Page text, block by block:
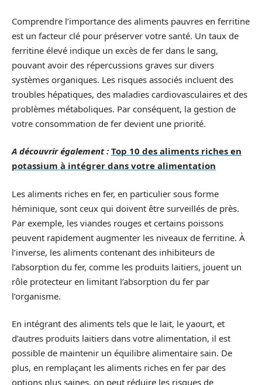
Comprendre l’importance des aliments pauvres en ferritine
est un facteur clé pour préserver votre santé. Un taux de
ferritine élevé indique un excès de fer dans le sang,
pouvant avoir des répercussions graves sur divers
systèmes organiques. Les risques associés incluent des
troubles hépatiques, des maladies cardiovasculaires et des
problèmes métaboliques. Par conséquent, la gestion de
votre consommation de fer devient une priorité.
A découvrir également : Top 10 des aliments riches en
potassium à intégrer dans votre alimentation
Les aliments riches en fer, en particulier sous forme
héminique, sont ceux qui doivent être surveillés de près.
Par exemple, les viandes rouges et certains poissons
peuvent rapidement augmenter les niveaux de ferritine. À
l’inverse, les aliments contenant des inhibiteurs de
l’absorption du fer, comme les produits laitiers, jouent un
rôle protecteur en limitant l’absorption du fer par
l’organisme.
En intégrant des aliments tels que le lait, le yaourt, et
d’autres produits laitiers dans votre alimentation, il est
possible de maintenir un équilibre alimentaire sain. De
plus, en remplaçant les aliments riches en fer par des
options plus saines, on peut réduire les risques de